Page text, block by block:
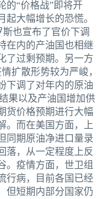
的“价格战”即将开
大幅增长的恐慌。
也宣布了官价下调
在内的产油国也相继
了过剩预期。另一方
扩散形势较为严峻，
下调了对年内的原油
果以及产油国增加供
货价格预期进行大幅
。而在美国方面，上
同期原油净进口量录
落，从一定程度上反
。疫情方面，世卫组
行病，目前各国已经
但短期内部分国家仍